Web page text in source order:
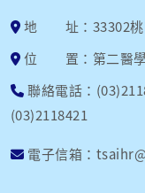
地 址：33302桃
位 置：第二醫學
聯絡電話：
(03)2118421
電子信箱：